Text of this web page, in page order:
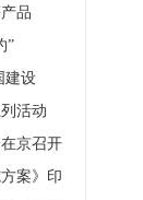
品
”
建设
活动
京召开
案》印